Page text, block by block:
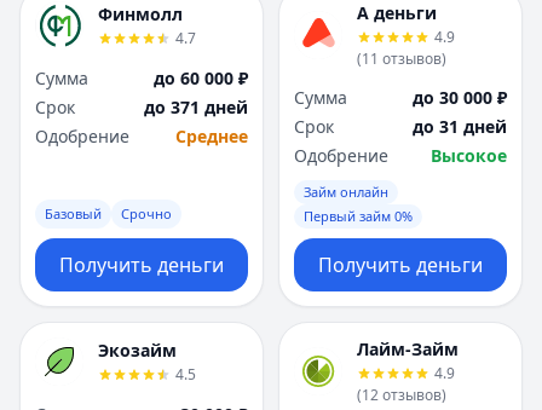
Финмолл
4.7
Сумма
до 60 000 ₽
Срок
до 371 дней
Одобрение
Среднее
Базовый Срочно
Получить деньги
А деньги
4.9
(11 отзывов)
Сумма
до 30 000 ₽
Срок
до 31 дней
Одобрение
Высокое
Займ онлайн
Первый займ 0%
Получить деньги
Экозайм
4.5
Лайм-Займ
4.9
(12отзывов)